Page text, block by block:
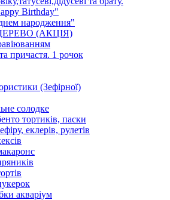
Birthday"
народження"
(АКЦІЯ)
причастя. 1 рочок
(Зефірної)
солодке
тортиків, паски
еклерів, рулетів
акваріум